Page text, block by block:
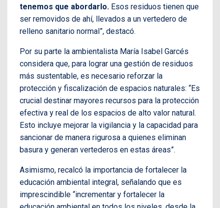
tenemos que abordarlo. Esos residuos tienen que
ser removidos de ahí, llevados a un vertedero de
relleno sanitario normal”, destacó.
Por su parte la ambientalista María Isabel Garcés
considera que, para lograr una gestión de residuos
más sustentable, es necesario reforzar la
protección y fiscalización de espacios naturales: “Es
crucial destinar mayores recursos para la protección
efectiva y real de los espacios de alto valor natural.
Esto incluye mejorar la vigilancia y la capacidad para
sancionar de manera rigurosa a quienes eliminan
basura y generan vertederos en estas áreas”.
Asimismo, recalcó la importancia de fortalecer la
educación ambiental integral, señalando que es
imprescindible “incrementar y fortalecer la